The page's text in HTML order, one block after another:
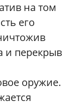
на том
его
и перекрыв
оружие.